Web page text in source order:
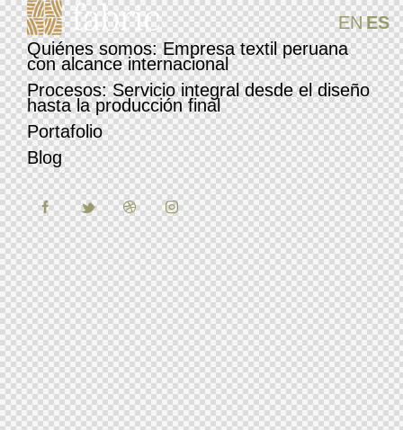
Quiénes somos: Empresa textil peruana
con alcance internacional
Procesos: Servicio integral desde el diseño
hasta la producción final
Portafolio
Blog
ENES